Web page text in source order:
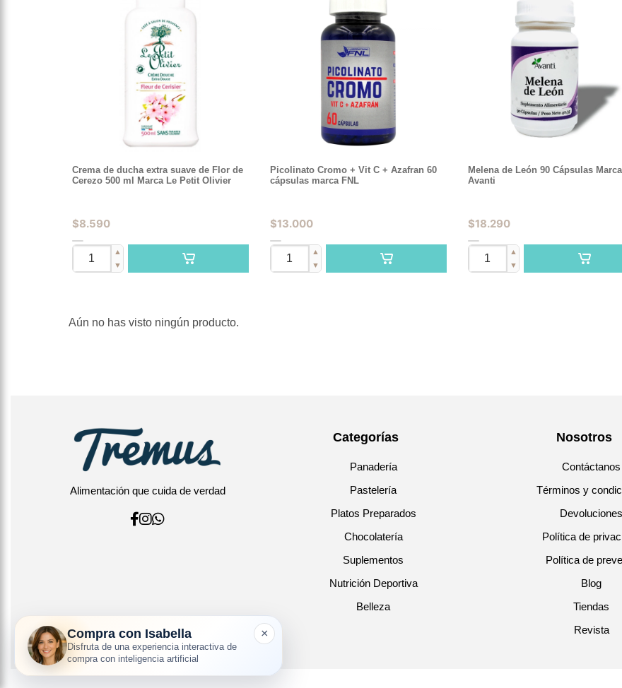
Crema de ducha extra suave de Flor de
Cerezo 500 ml Marca Le Petit Olivier
$8.590
▲
▼
Picolinato Cromo + Vit C + Azafran 60
cápsulas marca FNL
$13.000
▲
▼
Melena de León 90 Cápsulas Marca
Avanti
$18.290
▲
▼
Aún no has visto ningún producto.
Alimentación que cuida de verdad
Categorías
Panadería
Pastelería
Platos Preparados
Chocolatería
Suplementos
Nutrición Deportiva
Belleza
Nosotros
Contáctanos
Términos y
Devoluciones
Política de
Política de
Blog
Tiendas
Revista